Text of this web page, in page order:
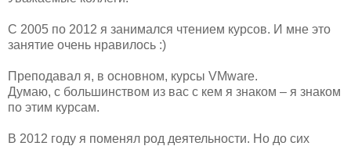
С 2005 по 2012 я занимался чтением курсов. И мне это
занятие очень нравилось :)
Преподавал я, в основном, курсы VMware.
Думаю, с большинством из вас с кем я знаком – я знаком
по этим курсам.
В 2012 году я поменял род деятельности. Но до сих